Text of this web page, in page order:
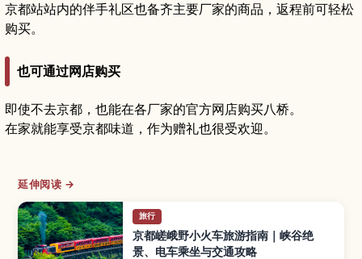
京都站站内的伴手礼区也备齐主要厂家的商品，返程前可轻松
购买。
也可通过网店购买
即使不去京都，也能在各厂家的官方网店购买八桥。
在家就能享受京都味道，作为赠礼也很受欢迎。
延伸阅读 →
旅行
京都嵯峨野小火车旅游指南｜峡谷绝
景、电车乘坐与交通攻略